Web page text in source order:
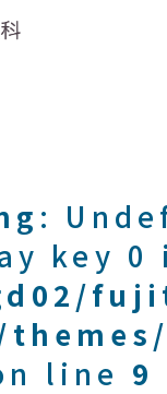
:
key 0
line 9